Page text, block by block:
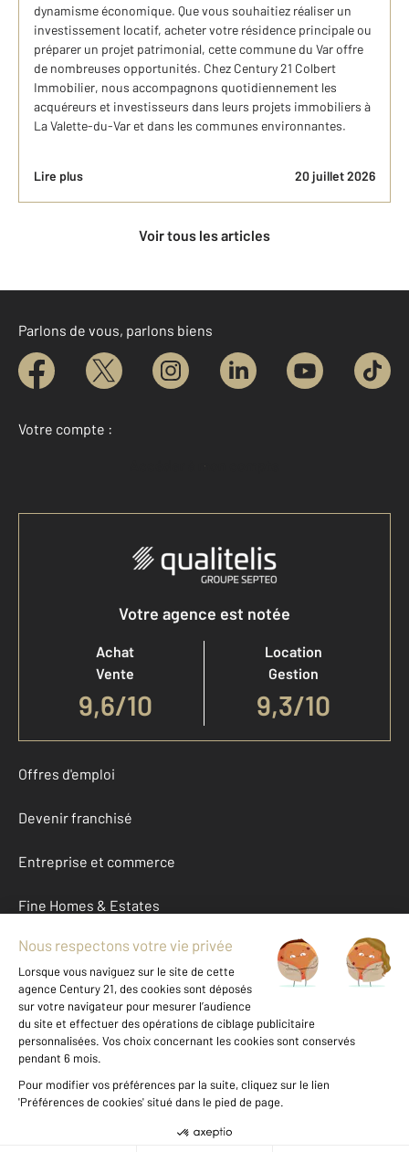
dynamisme économique. Que vous souhaitiez réaliser un
investissement locatif, acheter votre résidence principale ou
préparer un projet patrimonial, cette commune du Var offre
de nombreuses opportunités. Chez Century 21 Colbert
Immobilier, nous accompagnons quotidiennement les
acquéreurs et investisseurs dans leurs projets immobiliers à
La Valette-du-Var et dans les communes environnantes.
Lire plus 20 juillet 2026
Voir tous les articles
Parlons de vous, parlons biens
Votre compte :
Accéder à mon compte
Votre agence est notée
Achat
Vente
9,6/10
Location
Gestion
9,3/10
Offres d'emploi
Devenir franchisé
Entreprise et commerce
Fine Homes & Estates
À propos
International
Nous contacter
Données personnelles